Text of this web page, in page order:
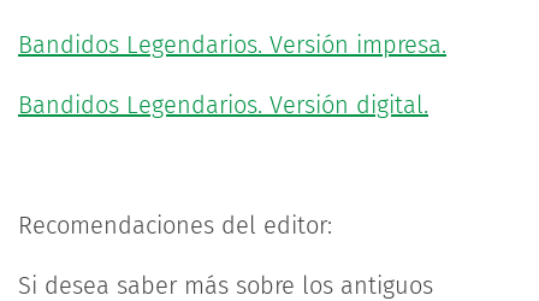
Bandidos Legendarios. Versión impresa.
Bandidos Legendarios. Versión digital.
Recomendaciones del editor:
Si desea saber más sobre los antiguos